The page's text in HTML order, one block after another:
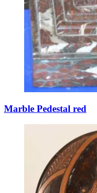
Marble Pedestal red